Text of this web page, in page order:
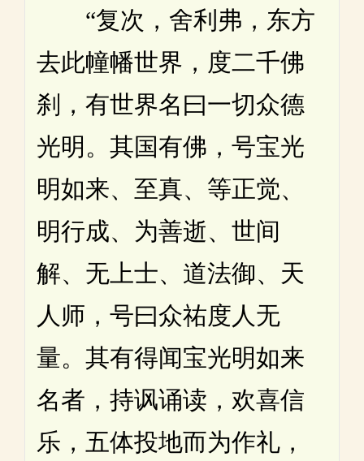
“复次，舍利弗，东方
去此幢幡世界，度二千佛
刹，有世界名曰一切众德
光明。其国有佛，号宝光
明如来、至真、等正觉、
明行成、为善逝、世间
解、无上士、道法御、天
人师，号曰众祐度人无
量。其有得闻宝光明如来
名者，持讽诵读，欢喜信
乐，五体投地而为作礼，